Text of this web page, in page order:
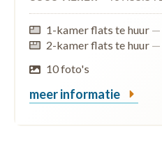
1-kamer flats te huur —
2-kamer flats te huur —
10 foto's
meer informatie